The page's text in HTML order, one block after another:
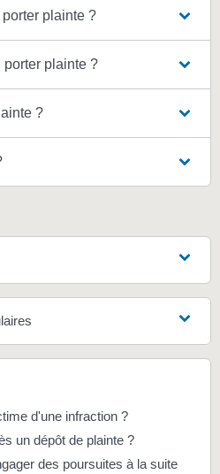
plainte ?
porter plainte ?
?
d'une infraction ?
un dépôt de plainte ?
des poursuites à la suite